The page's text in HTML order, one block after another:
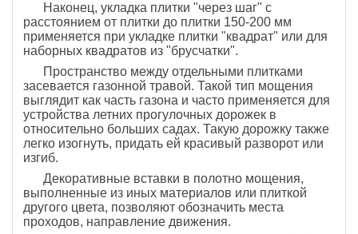
Наконец, укладка плитки "через шаг" с
расстоянием от плитки до плитки 150-200 мм
применяется при укладке плитки "квадрат" или для
наборных квадратов из "брусчатки".
Пространство между отдельными плитками
засевается газонной травой. Такой тип мощения
выглядит как часть газона и часто применяется для
устройства летних прогулочных дорожек в
относительно больших садах. Такую дорожку также
легко изогнуть, придать ей красивый разворот или
изгиб.
Декоративные вставки в полотно мощения,
выполненные из иных материалов или плиткой
другого цвета, позволяют обозначить места
проходов, направление движения.